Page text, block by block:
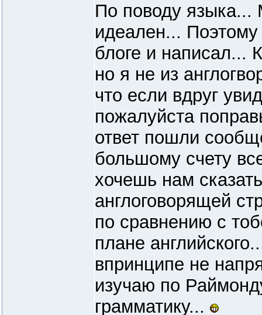
По поводу языка...
идеален...
блоге и написал...
но я не из
что если вдруг
пожалуйста
ответ пошли
большому счету
хочешь нам
англоговорящей
по сравнению с
плане
впринципе не
изучаю по
грамматику...